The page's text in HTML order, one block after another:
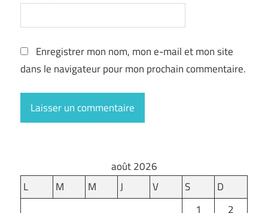
Enregistrer mon nom, mon e-mail et mon site
dans le navigateur pour mon prochain commentaire.
août 2026
L
M M J V S
D
1
2